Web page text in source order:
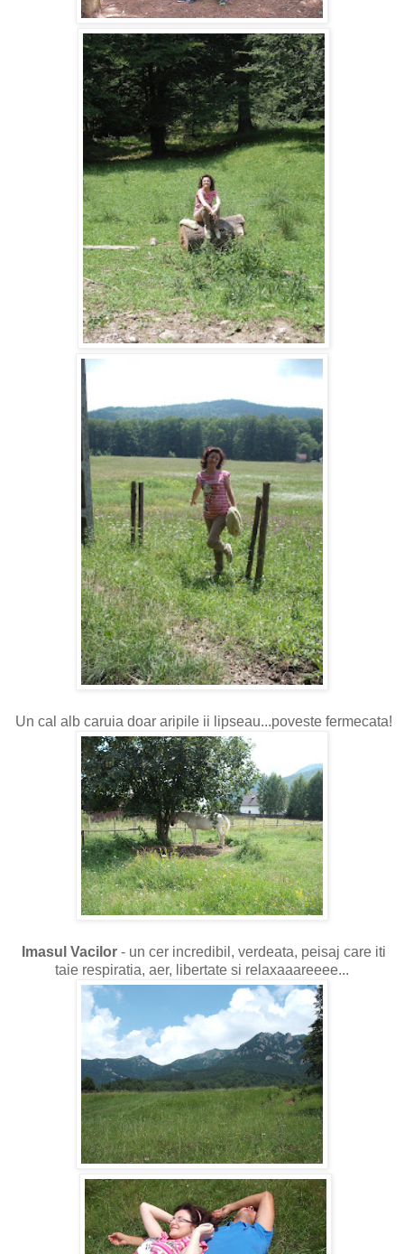
Un cal alb caruia doar aripile ii lipseau...poveste fermecata!
Imasul Vacilor - un cer incredibil, verdeata, peisaj care iti
taie respiratia, aer, libertate si relaxaaareeee...